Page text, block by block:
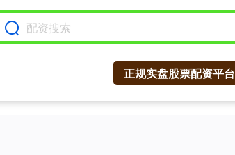
正规实盘股票配资平台